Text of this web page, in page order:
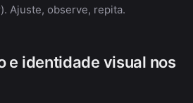
Ajuste, observe, repita.
e identidade visual nos